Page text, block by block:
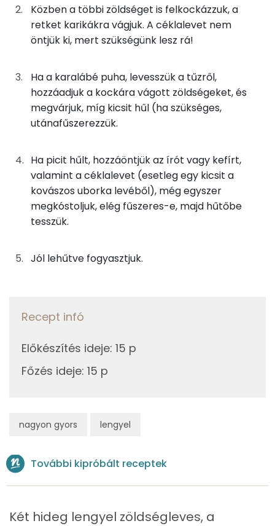
nagyon gyors lengyel
60gkaralábé
12 kcal
45g kapor
100gkígyóuborka
15 kcal
20gkovászos uborka
13gzöldség alaplé
1 kcal
0gsó
0 kcal
TOP ásványi anyagok
Nátrium
Foszfor
Magnézium
TOP vitaminok
C vitamin:
Kolin:
Niacin - B3 vitamin:
Fehérje
Összesen
Telített zsírsav
Többszörösen telítetlen zsírsav
Közben a többi zöldséget is felkockázzuk, a
retket karikákra vágjuk. A céklalevet nem
öntjük ki, mert szükségünk lesz rá!
Ha a karalábé puha, levesszük a tűzről,
hozzáadjuk a kockára vágott zöldségeket, és
megvárjuk, míg kicsit hűl (ha szükséges,
utánafűszerezzük.
Ha picit hűlt, hozzáöntjük az írót vagy kefírt,
valamint a céklalevet (esetleg egy kicsit a
kovászos uborka levéből), még egyszer
megkóstoljuk, elég fűszeres-e, majd hűtőbe
tesszük.
Jól lehűtve fogyasztjuk.
Recept infó
Előkészítés ideje: 15 p
Főzés ideje: 15 p
További kipróbált receptek
Két hideg lengyel zöldségleves, a